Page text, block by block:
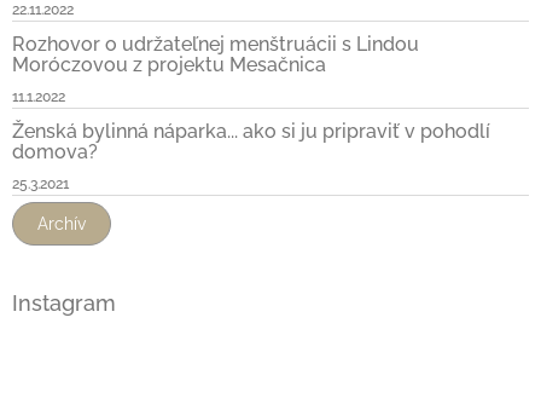
22.11.2022
Rozhovor o udržateľnej menštruácii s Lindou
Moróczovou z projektu Mesačnica
11.1.2022
Ženská bylinná náparka... ako si ju pripraviť v pohodlí
domova?
25.3.2021
Archív
Instagram